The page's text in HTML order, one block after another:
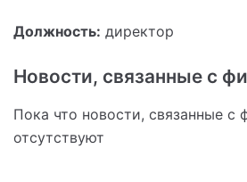
Должность: директор
Новости, связанные с
Пока что новости, связанные с
отсутствуют